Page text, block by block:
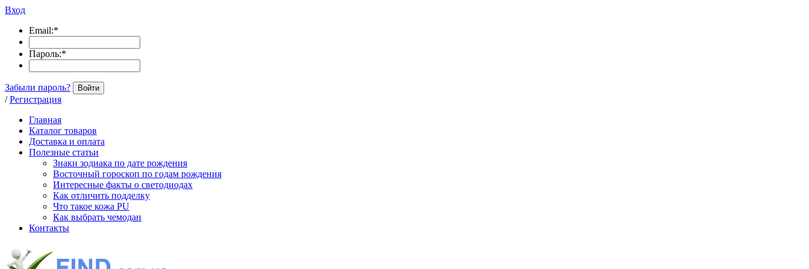
Вход
Email:*
Пароль:*
Забыли пароль? Войти
/ Регистрация
Главная
Каталог товаров
Доставка и оплата
Полезные статьи
Знаки зодиака по дате рождения
Восточный гороскоп по годам рождения
Интересные факты о светодиодах
Как отличить подделку
Что такое кожа PU
Как выбрать чемодан
Контакты